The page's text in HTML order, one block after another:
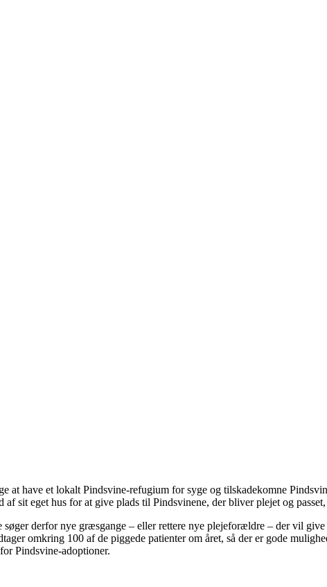
at have et lokalt Pindsvine-refugium for syge og tilskadekomne
eget hus for at give plads til Pindsvinene, der bliver plejet og
derfor nye græsgange – eller rettere nye plejeforældre – der vil
omkring 100 af de piggede patienter om året, så der er gode
Pindsvine-adoptioner.